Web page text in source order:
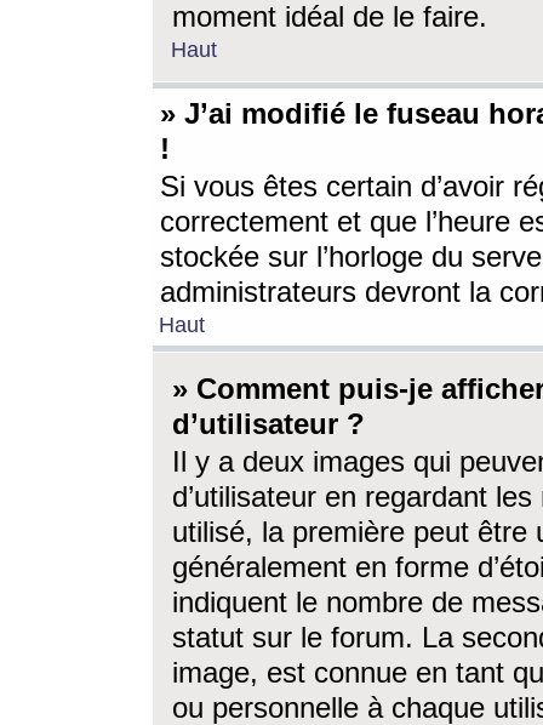
moment idéal de le faire.
Haut
» J’ai modifié le fuseau
!
Si vous êtes certain d’avoir
correctement et que l’heure
stockée sur l’horloge du
administrateurs devront la
Haut
» Comment puis-je
d’utilisateur ?
Il y a deux images qui
d’utilisateur en regardant
utilisé, la première peut être
généralement en forme
indiquent le nombre de
statut sur le forum. La
image, est connue en tant
ou personnelle à chaque